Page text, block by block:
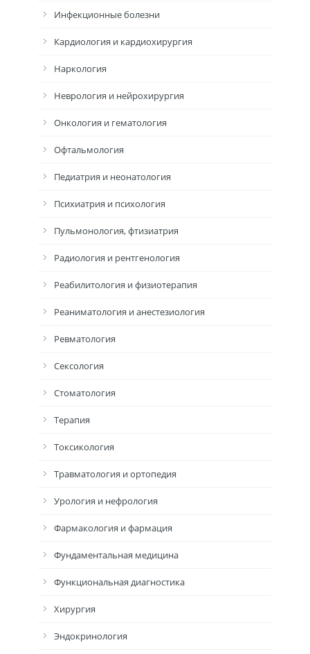
Инфекционные болезни
Кардиология и кардиохирургия
Наркология
Неврология и нейрохирургия
Онкология и гематология
Офтальмология
Педиатрия и неонатология
Психиатрия и психология
Пульмонология, фтизиатрия
Радиология и рентгенология
Реабилитология и физиотерапия
Реаниматология и анестезиология
Ревматология
Сексология
Стоматология
Терапия
Токсикология
Травматология и ортопедия
Урология и нефрология
Фармакология и фармация
Фундаментальная медицина
Функциональная диагностика
Хирургия
Эндокринология